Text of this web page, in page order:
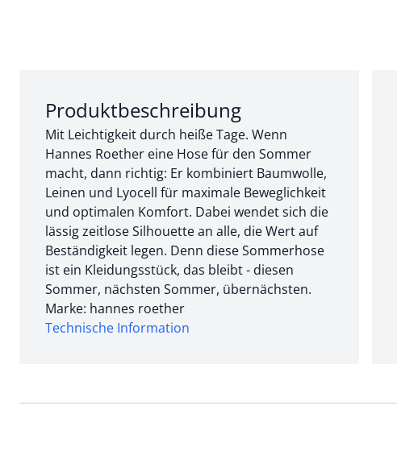
Abschnitt 1 von 3:
Produktbeschreibung
Mit Leichtigkeit durch heiße Tage. Wenn
Hannes Roether eine Hose für den Sommer
macht, dann richtig: Er kombiniert Baumwolle,
Leinen und Lyocell für maximale Beweglichkeit
und optimalen Komfort. Dabei wendet sich die
lässig zeitlose Silhouette an alle, die Wert auf
Beständigkeit legen. Denn diese Sommerhose
ist ein Kleidungsstück, das bleibt - diesen
Sommer, nächsten Sommer, übernächsten.
Marke: hannes roether
Technische Information